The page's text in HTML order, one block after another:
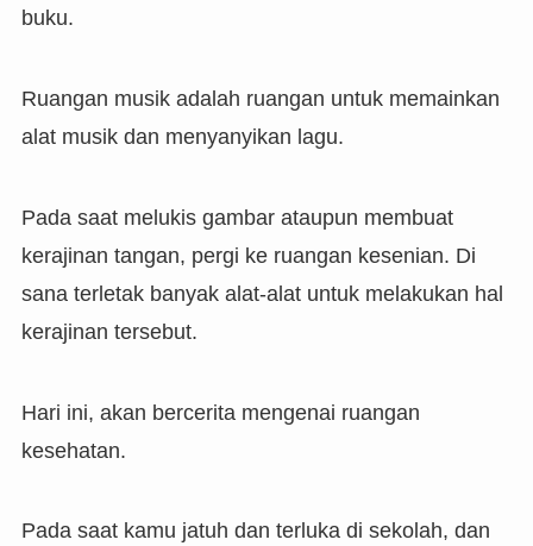
buku.
Ruangan musik adalah ruangan untuk memainkan
alat musik dan menyanyikan lagu.
Pada saat melukis gambar ataupun membuat
kerajinan tangan, pergi ke ruangan kesenian. Di
sana terletak banyak alat-alat untuk melakukan hal
kerajinan tersebut.
Hari ini, akan bercerita mengenai ruangan
kesehatan.
Pada saat kamu jatuh dan terluka di sekolah, dan